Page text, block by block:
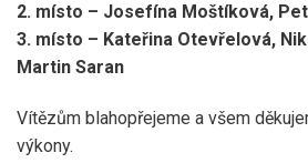
2. místo – Josefína Moštíková,
3. místo – Kateřina Otevřelová,
Martin Saran
Vítězům blahopřejeme a všem
výkony.